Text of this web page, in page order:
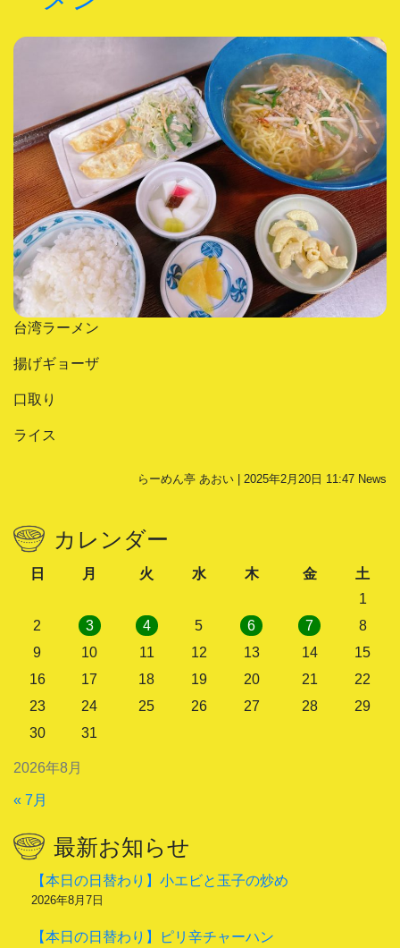
台湾ラーメン
揚げギョーザ
口取り
ライス
らーめん亭 あおい | 2025年2月20日 11:47 News
カレンダー
2026年8月
日 月 火 水 木 金
土
1
2
3 4 5 6 7
8
9
10 11 12 13 14
15
16
17 18 19 20 21
22
23
24 25 26 27 28
29
30
31
« 7月
最新お知らせ
【本日の日替わり】小エビと玉子の炒め
2026年8月7日
【本日の日替わり】ピリ辛チャーハン